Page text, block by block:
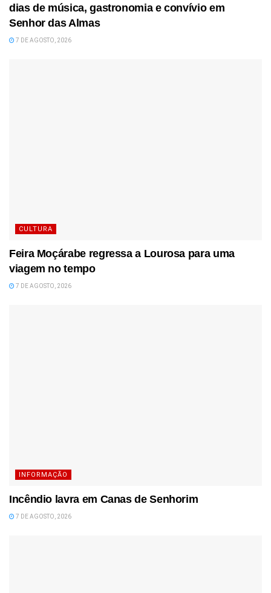
dias de música, gastronomia e convívio em
Senhor das Almas
7 DE AGOSTO, 2026
CULTURA
Feira Moçárabe regressa a Lourosa para uma
viagem no tempo
7 DE AGOSTO, 2026
INFORMAÇÃO
Incêndio lavra em Canas de Senhorim
7 DE AGOSTO, 2026